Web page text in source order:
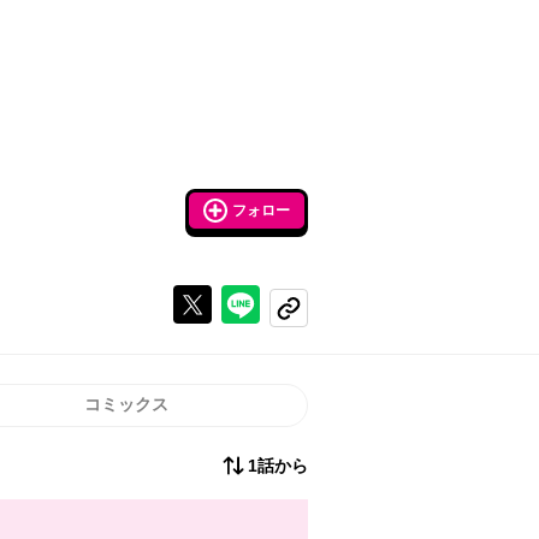
フォロー
Xで投稿するラインでシェアする
コピーする
コミックス
1話から